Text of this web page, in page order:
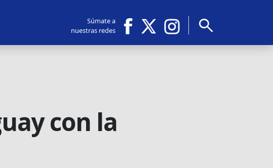
Súmate a
nuestras redes
search
con la